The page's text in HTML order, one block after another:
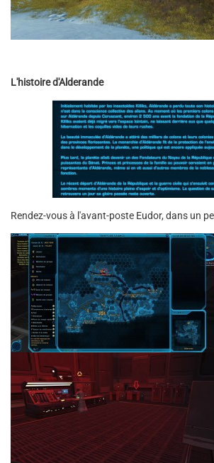
L'histoire d'Alderande
Rendez-vous à l'avant-poste Eudor, dans un